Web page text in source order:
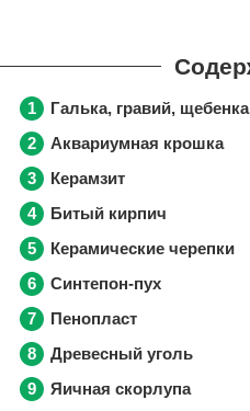
Галька, гравий, щебенка
Аквариумная крошка
Керамзит
Битый кирпич
Керамические черепки
Синтепон-пух
Пенопласт
Древесный уголь
Яичная скорлупа